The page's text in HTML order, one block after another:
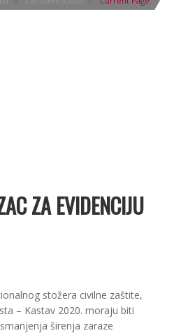
ZA EVIDENCIJU
stožera civilne zaštite,
– Kastav 2020. moraju biti
širenja zaraze